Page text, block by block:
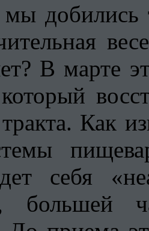
добились
В марте
Как
себя
большей